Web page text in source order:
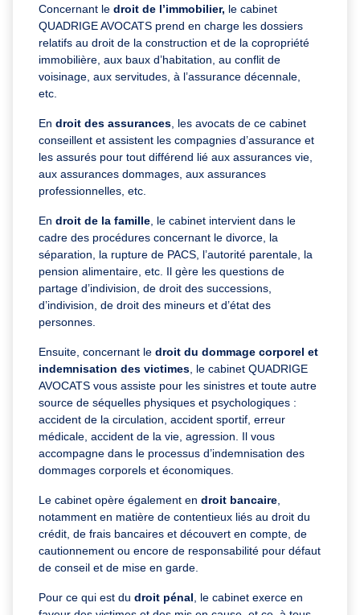
Concernant le droit de l’immobilier, le cabinet
QUADRIGE AVOCATS prend en charge les dossiers
relatifs au droit de la construction et de la copropriété
immobilière, aux baux d’habitation, au conflit de
voisinage, aux servitudes, à l’assurance décennale,
etc.
En droit des assurances, les avocats de ce cabinet
conseillent et assistent les compagnies d’assurance et
les assurés pour tout différend lié aux assurances vie,
aux assurances dommages, aux assurances
professionnelles, etc.
En droit de la famille, le cabinet intervient dans le
cadre des procédures concernant le divorce, la
séparation, la rupture de PACS, l’autorité parentale, la
pension alimentaire, etc. Il gère les questions de
partage d’indivision, de droit des successions,
d’indivision, de droit des mineurs et d’état des
personnes.
Ensuite, concernant le droit du dommage corporel et
indemnisation des victimes, le cabinet QUADRIGE
AVOCATS vous assiste pour les sinistres et toute autre
source de séquelles physiques et psychologiques :
accident de la circulation, accident sportif, erreur
médicale, accident de la vie, agression. Il vous
accompagne dans le processus d’indemnisation des
dommages corporels et économiques.
Le cabinet opère également en droit bancaire,
notamment en matière de contentieux liés au droit du
crédit, de frais bancaires et découvert en compte, de
cautionnement ou encore de responsabilité pour défaut
de conseil et de mise en garde.
Pour ce qui est du droit pénal, le cabinet exerce en